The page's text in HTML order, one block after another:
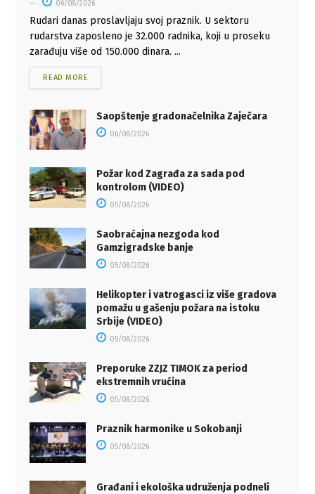
06/08/2026
Rudari danas proslavljaju svoj praznik. U sektoru
rudarstva zaposleno je 32.000 radnika, koji u proseku
zarađuju više od 150.000 dinara. ...
READ MORE
Saopštenje gradonačelnika Zaječara
06/08/2026
Požar kod Zagrađa za sada pod
kontrolom (VIDEO)
05/08/2026
Saobraćajna nezgoda kod
Gamzigradske banje
05/08/2026
Helikopter i vatrogasci iz više gradova
pomažu u gašenju požara na istoku
Srbije (VIDEO)
05/08/2026
Preporuke ZZJZ TIMOK za period
ekstremnih vrućina
05/08/2026
Praznik harmonike u Sokobanji
05/08/2026
Građani i ekološka udruženja podneli